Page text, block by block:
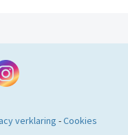
verklaring -Cookies